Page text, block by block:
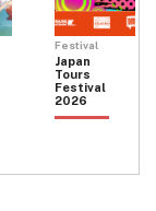
Festival
Japan
Tours
Festival
2026